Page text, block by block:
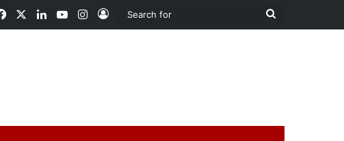
FacebookLinkedInYouTubeInstagram
Log In
Search